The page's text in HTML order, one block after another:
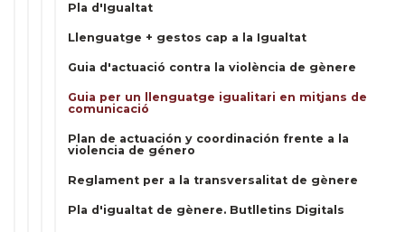
Pla d'Igualtat
Llenguatge + gestos cap a la Igualtat
Guia d'actuació contra la violència de gènere
Guia per un llenguatge igualitari en mitjans de
comunicació
Plan de actuación y coordinación frente a la
violencia de género
Reglament per a la transversalitat de gènere
Pla d'igualtat de gènere. Butlletins Digitals